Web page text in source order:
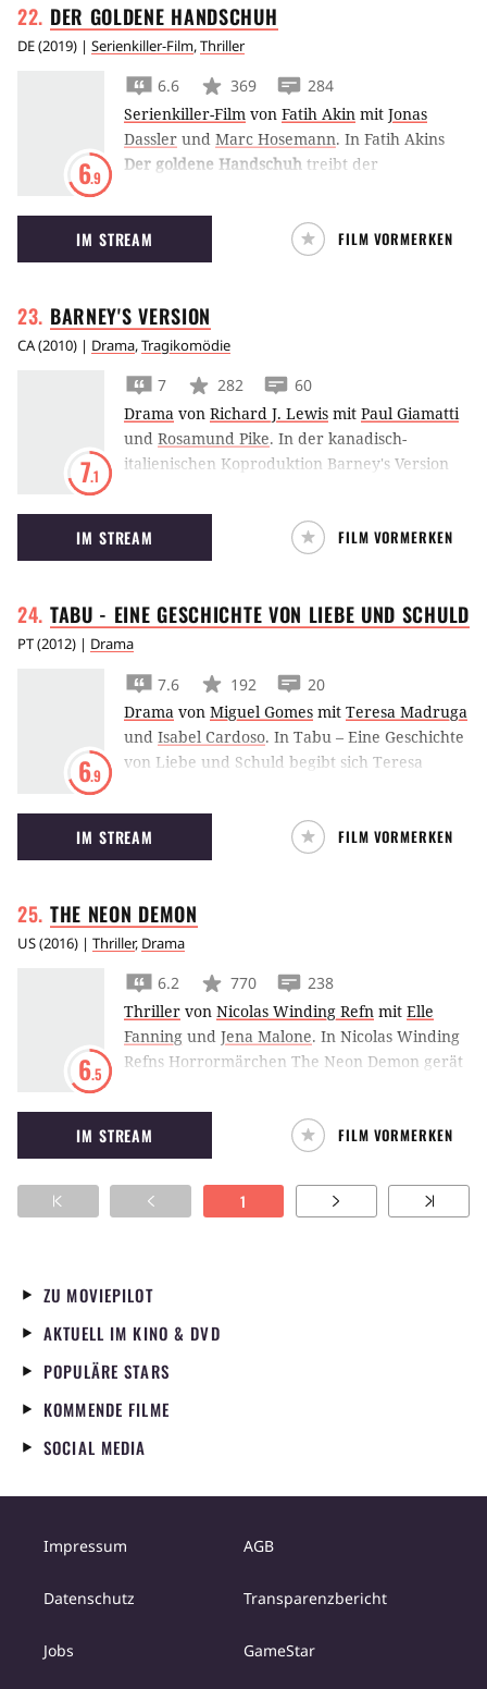
DER GOLDENE HANDSCHUH
DE(2019) | Serienkiller-Film,Thriller
6.9
6.6 369
284
Serienkiller-Film von Fatih Akin mit Jonas
Dassler und Marc Hosemann. In Fatih Akins
Der goldene Handschuh treibt der
1970er Jahre nach einer wahren Geschichte
sein Unwesen.
IM STREAM FILM VORMERKEN
BARNEY'SVERSION
CA(2010) | Drama,Tragikomödie
7.1
7 282
60
Drama von Richard J. Lewis mit Paul Giamatti
und Rosamund Pike. In der kanadisch-
italienischen Koproduktion Barney's Version
Leben.
IM STREAM FILM VORMERKEN
TABU - EINE GESCHICHTE VON LIEBE UND SCHULD
PT(2012) | Drama
6.9
7.6 192
20
Drama von Miguel Gomes mit Teresa Madruga
und Isabel Cardoso. In Tabu – Eine Geschichte
von Liebe und Schuld begibt sich Teresa
Liebhaber einer sterbenden Frau.
IM STREAM FILM VORMERKEN
THE NEON DEMON
US(2016) | Thriller, Drama
6.5
6.2 770
238
Thriller von Nicolas Winding Refn mit Elle
Fanning und Jena Malone. In Nicolas Winding
Refns Horrormärchen The Neon Demon gerät
Angeles in gehörige Schwierigkeiten, weil ihre
Schönheit Neider auf den Plan ruft.
IM STREAM FILM VORMERKEN
1
ZU MOVIEPILOT
AKTUELL IM KINO & DVD
POPULÄRE STARS
KOMMENDE FILME
SOCIAL MEDIA
Impressum AGB
Datenschutz Transparenzbericht
Jobs GameStar